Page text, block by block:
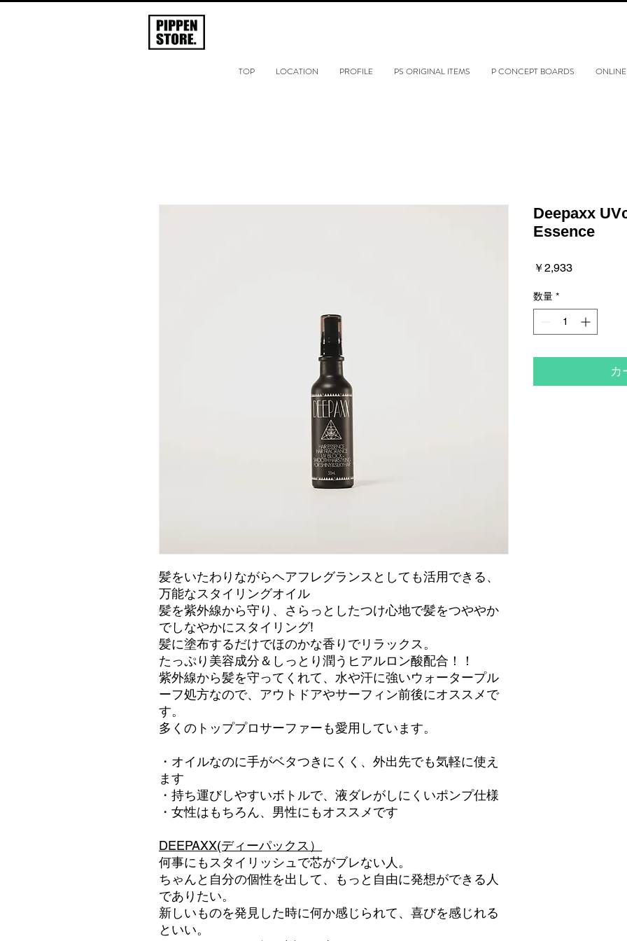
TOP LOCATION PROFILE PS ORIGINAL ITEMS P CONCEPT BOARDS
髪をいたわりながらヘアフレグランスとしても活用できる、
万能なスタイリングオイル
髪を紫外線から守り、さらっとしたつけ心地で髪をつややか
でしなやかにスタイリング!
髪に塗布するだけでほのかな香りでリラックス。
たっぷり美容成分＆しっとり潤うヒアルロン酸配合！！
紫外線から髪を守ってくれて、水や汗に強いウォータープル
ーフ処方なので、アウトドアやサーフィン前後にオススメで
す。
多くのトッププロサーファーも愛用しています。
・オイルなのに手がベタつきにくく、外出先でも気軽に使え
ます
・持ち運びしやすいボトルで、液ダレがしにくいポンプ仕様
・女性はもちろん、男性にもオススメです
DEEPAXX(ディーパックス）
何事にもスタイリッシュで芯がブレない人。
ちゃんと自分の個性を出して、もっと自由に発想ができる人
でありたい。
新しいものを発見した時に何か感じられて、喜びを感じれる
といい。
Deepaxx
Essence
￥2,933価
数量 *
カ